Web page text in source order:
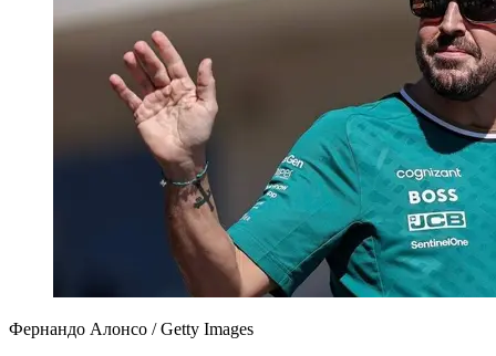
Фернандо Алонсо / Getty Images